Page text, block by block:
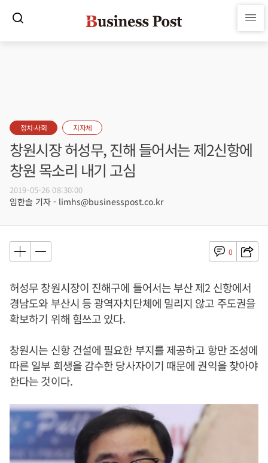
정치·사회 지자체
창원시장 허성무, 진해 들어서는 제2신항에
창원 목소리 내기 고심
2019-05-26 08:30:00
임한솔 기자 - limhs@businesspost.co.kr
0
허성무 창원시장이 진해구에 들어서는 부산 제2 신항에서
경남도와 부산시 등 광역자치단체에 밀리지 않고 주도권을
확보하기 위해 힘쓰고 있다.
창원시는 신항 건설에 필요한 부지를 제공하고 항만 조성에
따른 일부 희생을 감수한 당사자이기 때문에 권익을 찾아야
한다는 것이다.